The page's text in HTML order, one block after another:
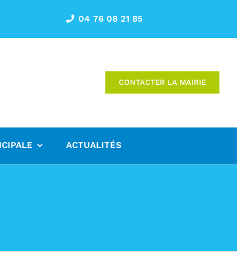
04 76 08 21 85
CONTACTER LA MAIRIE
ACTUALITÉS